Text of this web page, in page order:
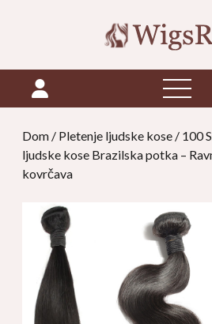
otvori
Dom / Pletenje ljudske kose / 100
ljudske kose Brazilska potka –
kovrčava